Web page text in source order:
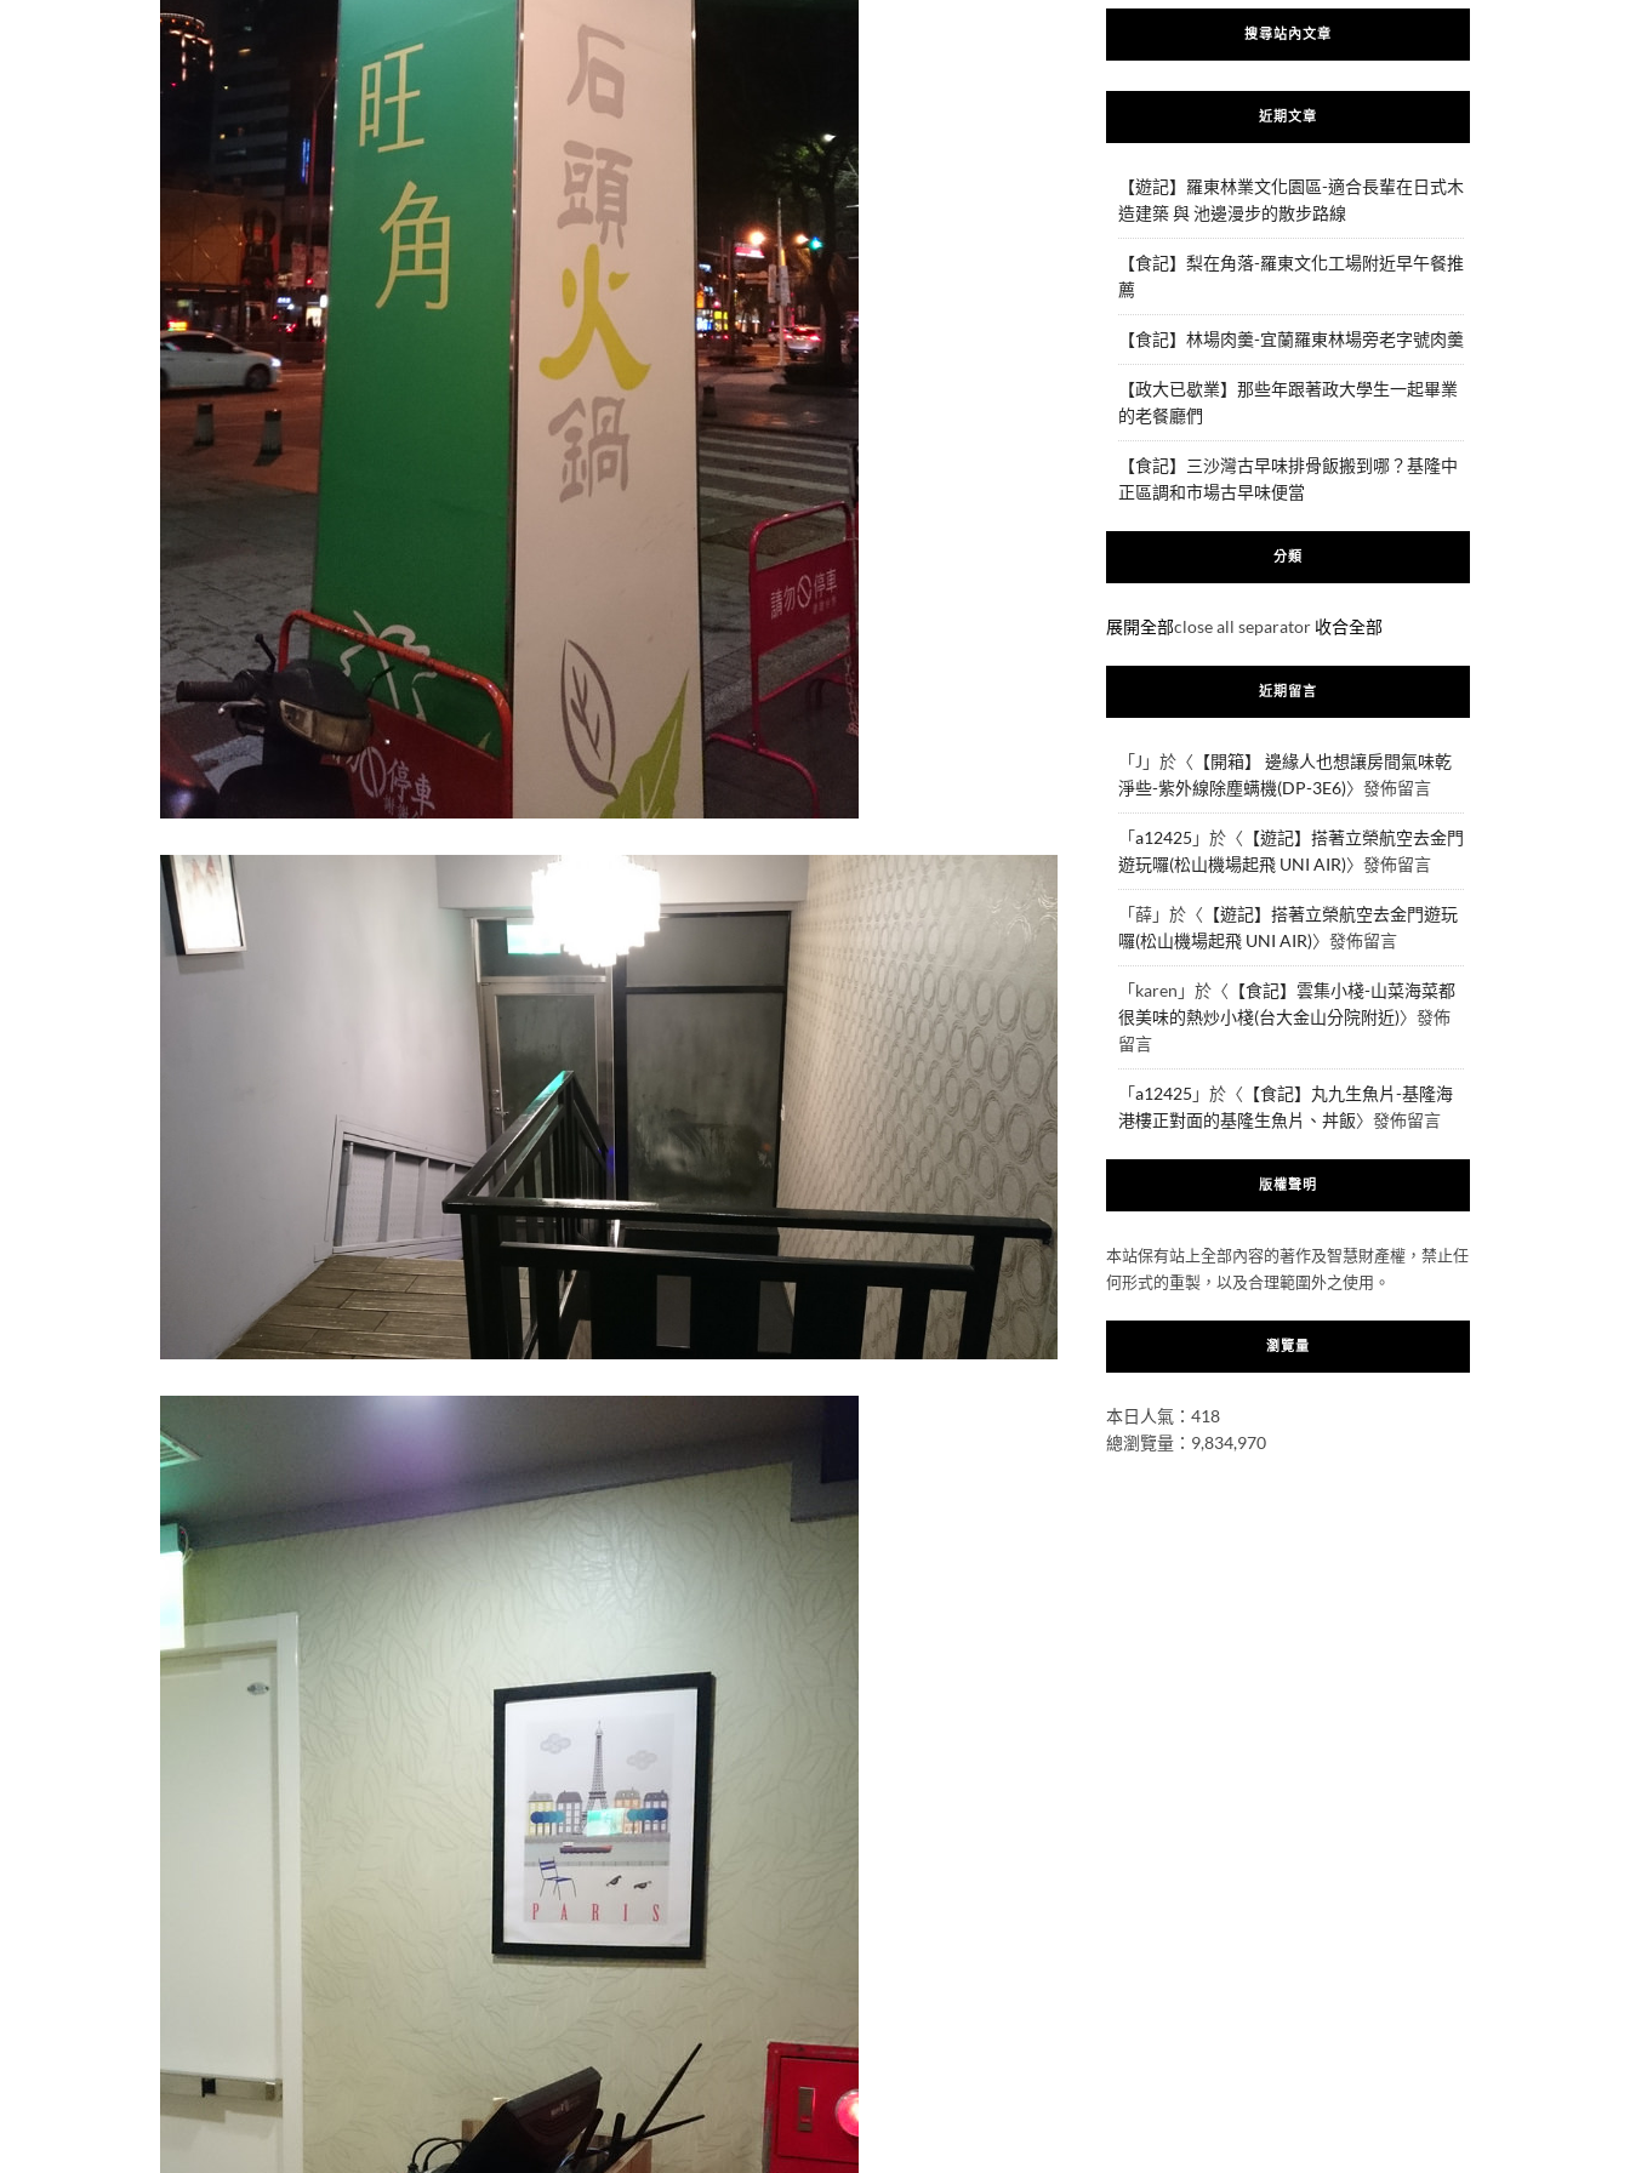
搜尋站內文章
近期文章
【遊記】羅東林業文化園區-適合長輩在日式木
造建築 與 池邊漫步的散步路線
【食記】梨在角落-羅東文化工場附近早午餐推
薦
【食記】林場肉羹-宜蘭羅東林場旁老字號肉羹
【政大已歇業】那些年跟著政大學生一起畢業
的老餐廳們
【食記】三沙灣古早味排骨飯搬到哪？基隆中
正區調和市場古早味便當
分類
展開全部close all separator 收合全部
近期留言
「J 」於〈 【開箱】 邊緣人也想讓房間氣味乾
淨些-紫外線除塵螨機(DP-3E6)〉發佈留言
「a12425 」於〈 【遊記】搭著立榮航空去金門
遊玩囉(松山機場起飛 UNI AIR)〉發佈留言
「薛」於〈 【遊記】搭著立榮航空去金門遊玩
囉(松山機場起飛 UNI AIR)〉發佈留言
「karen 」於〈 【食記】雲集小棧-山菜海菜都
很美味的熱炒小棧(台大金山分院附近)〉發佈
留言
「a12425 」於〈 【食記】丸九生魚片-基隆海
港樓正對面的基隆生魚片、丼飯〉發佈留言
版權聲明
本站保有站上全部內容的著作及智慧財產權，禁止任
何形式的重製，以及合理範圍外之使用。
瀏覽量
本日人氣：418
總瀏覽量：9,834,970